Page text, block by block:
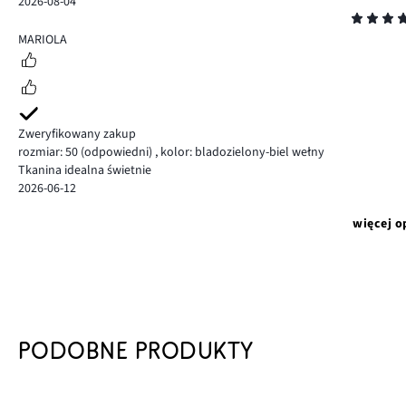
5
MARIOLA
Zweryfikowany zakup
rozmiar: 50 (odpowiedni) , kolor: bladozielony-biel wełny
Tkanina idealna świetnie
2026-06-12
więcej
PODOBNE PRODUKTY